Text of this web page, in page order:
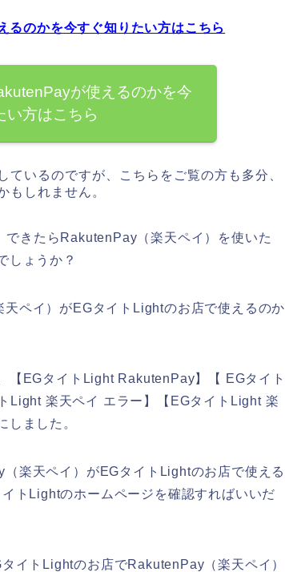
のかを今すぐ知りたい方はこちら
が使えるのかを今
い方はこちら
いるのですが、こちらをご覧の方も多分、
もしれません。
きたらRakutenPay（楽天ペイ）を使いた
しょうか？
ペイ）がEGタイトLightのお店で使えるのか
【EGタイトLight RakutenPay】【 EGタイト
楽天ペイ エラー】【EGタイトLight 楽
ました。
楽天ペイ）がEGタイトLightのお店で使える
トLightのホームページを確認すればいいだ
イトLightのお店でRakutenPay（楽天ペイ）